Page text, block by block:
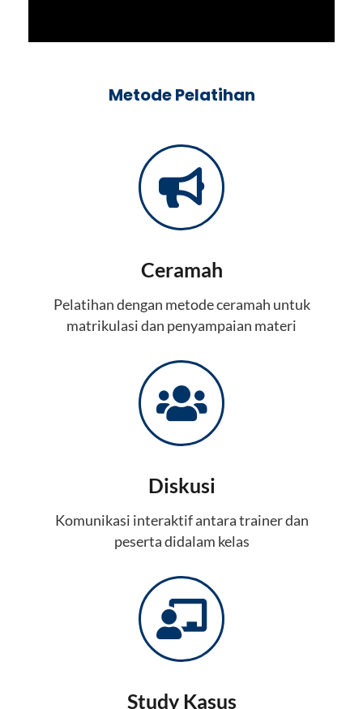
Metode Pelatihan
Ceramah
Pelatihan dengan metode ceramah untuk
matrikulasi dan penyampaian materi
Diskusi
Komunikasi interaktif antara trainer dan
peserta didalam kelas
Study Kasus